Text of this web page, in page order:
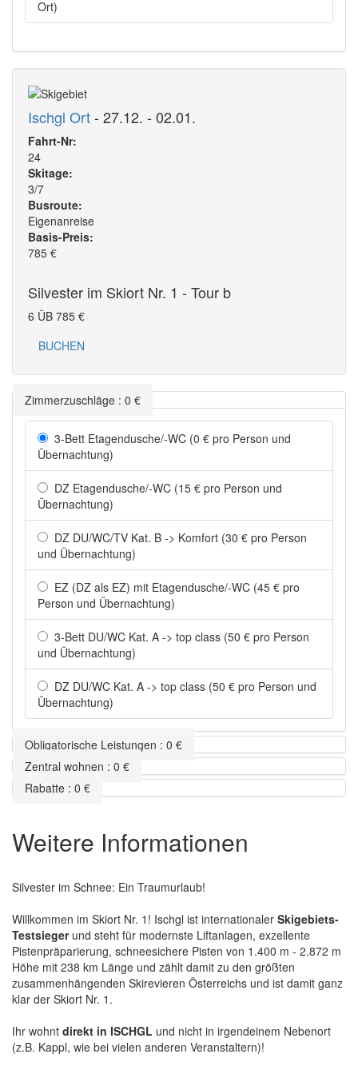
Ort)
Ischgl Ort- 27.12. - 02.01.
Fahrt-Nr:
24
Skitage:
3/7
Busroute:
Eigenanreise
Basis-Preis:
785 €
Silvester im Skiort Nr. 1 - Tour b
6 ÜB 785 €
BUCHEN
Zimmerzuschläge : 0 €
3-Bett Etagendusche/-WC (0 € pro Person und
Übernachtung)
DZ Etagendusche/-WC (15 € pro Person und
Übernachtung)
DZ DU/WC/TV Kat. B -> Komfort (30 € pro Person
und Übernachtung)
EZ (DZ als EZ) mit Etagendusche/-WC (45 € pro
Person und Übernachtung)
3-Bett DU/WC Kat. A -> top class (50 € pro Person
und Übernachtung)
DZ DU/WC Kat. A -> top class (50 € pro Person und
Übernachtung)
Obligatorische Leistungen : 0 €
Zentral wohnen : 0 €
Rabatte : 0 €
Weitere Informationen
Silvester im Schnee: Ein Traumurlaub!
Willkommen im Skiort Nr. 1! Ischgl ist internationaler Skigebiets-
Testsiegerund steht für modernste Liftanlagen, exzellente
Pistenpräparierung, schneesichere Pisten von 1.400 m - 2.872 m
Höhe mit 238 km Länge und zählt damit zu den größten
zusammenhängenden Skirevieren Österreichs und ist damit ganz
klar der Skiort Nr. 1.
Ihr wohnt direkt in ISCHGL und nicht in irgendeinem Nebenort
(z.B. Kappl, wie bei vielen anderen Veranstaltern)!